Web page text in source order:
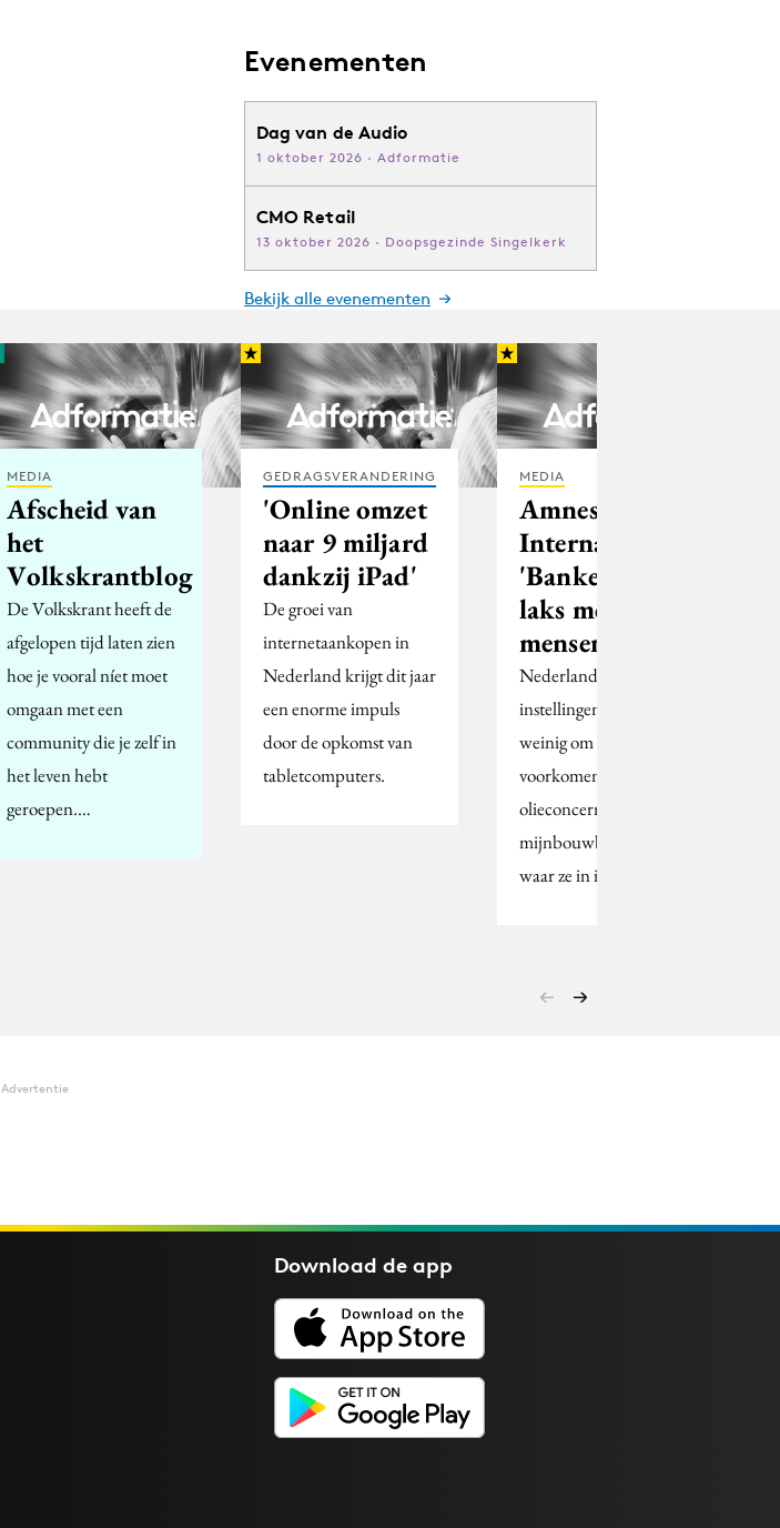
Evenementen
Dag van de Audio
1 oktober 2026 · Adformatie
CMO Retail
13 oktober 2026 · Doopsgezinde Singelkerk
Bekijk alle evenementen
MEDIA
Afscheid van
het
Volkskrantblog
De Volkskrant heeft de
afgelopen tijd laten zien
hoe je vooral níet moet
omgaan met een
community die je zelf in
het leven hebt
geroepen.…
GEDRAGSVERANDERING
'Online omzet
naar 9 miljard
dankzij iPad'
De groei van
internetaankopen in
Nederland krijgt dit jaar
een enorme impuls
door de opkomst van
tabletcomputers.
MEDIA
Amnesty
International:
'Banken zijn
laks met
mensenrechten'
Nederlandse financiële
instellingen doen te
weinig om te
voorkomen dat de
olieconcerns en
mijnbouwbedrijven
waar ze in investeren,…
Advertentie
Download deapp